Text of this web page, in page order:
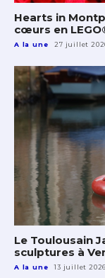
Hearts in
cœurs en
A la une 27 juillet
Le Toulousain
sculptures à
A la une 13 juillet 2026